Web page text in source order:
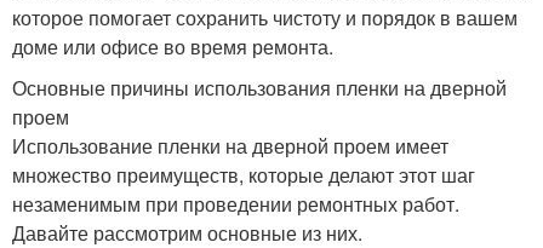
которое помогает сохранить чистоту и порядок в вашем
доме или офисе во время ремонта.
Основные причины использования пленки на дверной
проем
Использование пленки на дверной проем имеет
множество преимуществ, которые делают этот шаг
незаменимым при проведении ремонтных работ.
Давайте рассмотрим основные из них.